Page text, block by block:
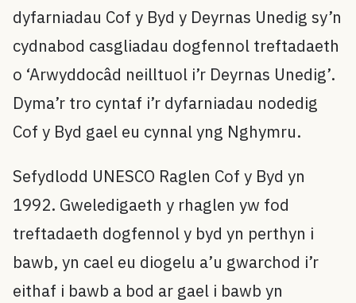
dyfarniadau Cof y Byd y Deyrnas Unedig sy’n
cydnabod casgliadau dogfennol treftadaeth
o ‘Arwyddocâd neilltuol i’r Deyrnas Unedig’.
Dyma’r tro cyntaf i’r dyfarniadau nodedig
Cof y Byd gael eu cynnal yng Nghymru.
Sefydlodd UNESCO Raglen Cof y Byd yn
1992. Gweledigaeth y rhaglen yw fod
treftadaeth dogfennol y byd yn perthyn i
bawb, yn cael eu diogelu a’u gwarchod i’r
eithaf i bawb a bod ar gael i bawb yn